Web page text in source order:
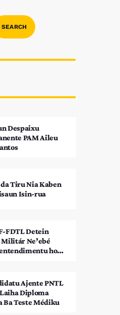
SEARCH
Despaixu
PAM Aileu
Tiru Nia Kaben
Isin-rua
FDTL Detein
Ne’ebé
ho
Ajente PNTL
Diploma
Ba Teste Médiku